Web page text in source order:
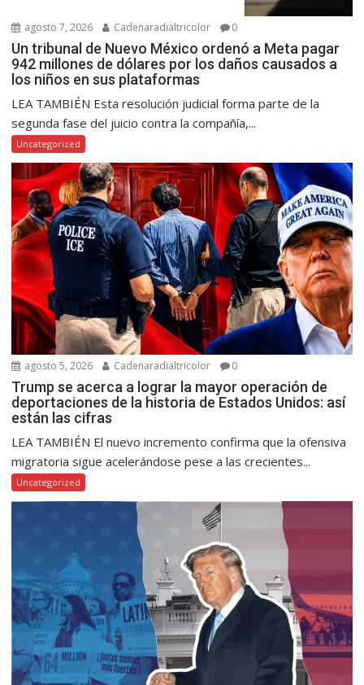
agosto 7, 2026 Cadenaradialtricolor 0
Un tribunal de Nuevo México ordenó a Meta pagar
942 millones de dólares por los daños causados a
los niños en sus plataformas
LEA TAMBIÉN Esta resolución judicial forma parte de la
segunda fase del juicio contra la compañía,...
Uncategorized
agosto 5, 2026 Cadenaradialtricolor 0
Trump se acerca a lograr la mayor operación de
deportaciones de la historia de Estados Unidos: así
están las cifras
LEA TAMBIÉN El nuevo incremento confirma que la ofensiva
migratoria sigue acelerándose pese a las crecientes...
Uncategorized